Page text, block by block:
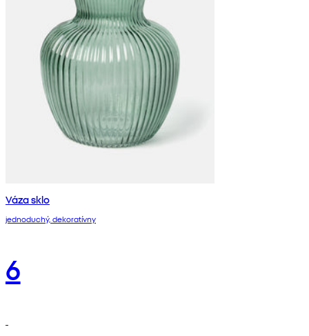
Váza sklo
jednoduchý, dekoratívny
6